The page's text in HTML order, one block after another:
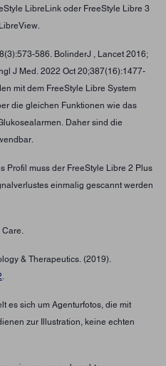
LibreLink oder FreeStyle Libre 3
586. BolinderJ , Lancet 2016;
J Med. 2022 Oct 20;387(16):1477-
mit dem FreeStyle Libre System
die gleichen Funktionen wie das
Daher sind die
Profil muss der FreeStyle Libre 2 Plus
einmalig gescannt werden
Care.
& Therapeutics. (2019).
.
es sich um Agenturfotos, die mit
zur Illustration, keine echten